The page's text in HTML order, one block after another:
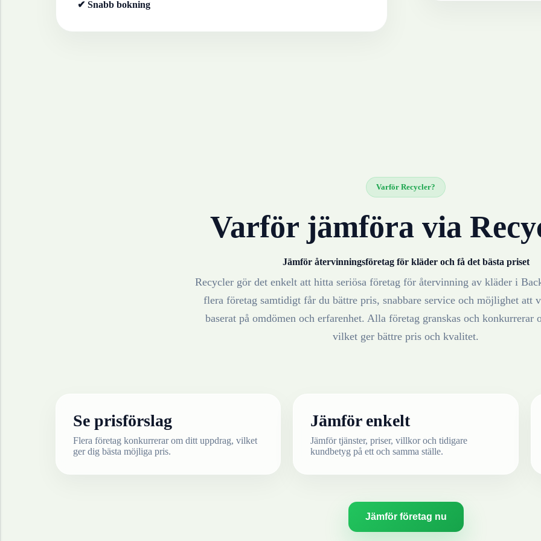
✔ Snabb bokning
Varför Recycler?
Varför jämföra via
Jämför återvinningsföretag för kläderoch få det bästa priset
Recycler gör det enkelt att hitta seriösa företag för återvinning av kläder i
flera företag samtidigt får du bättre pris, snabbare service och möjlighet att
baserat på omdömen och erfarenhet. Alla företag granskas och konkurrerar
vilket ger bättre pris och kvalitet.
Se prisförslag
Flera företag konkurrerar om ditt uppdrag, vilket
ger dig bästa möjliga pris.
Jämför enkelt
Jämför tjänster, priser, villkor och tidigare
kundbetyg på ett och samma ställe.
Jämför företag nu